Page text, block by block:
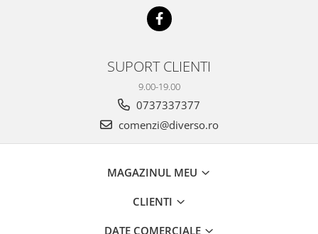
SUPORT CLIENTI
9.00-19.00
0737337377
comenzi@diverso.ro
MAGAZINUL MEU
CLIENTI
DATE COMERCIALE